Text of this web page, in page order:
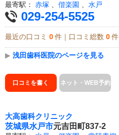
最寄駅： 赤塚 偕楽園 水戸
029-254-5525
最近の口コミ 0 件｜口コミ総数 0 件
▶ 浅田歯科医院のページを見る
口コミを書く ネット・WEB予約
大高歯科クリニック
茨城県水戸市元吉田町837-2